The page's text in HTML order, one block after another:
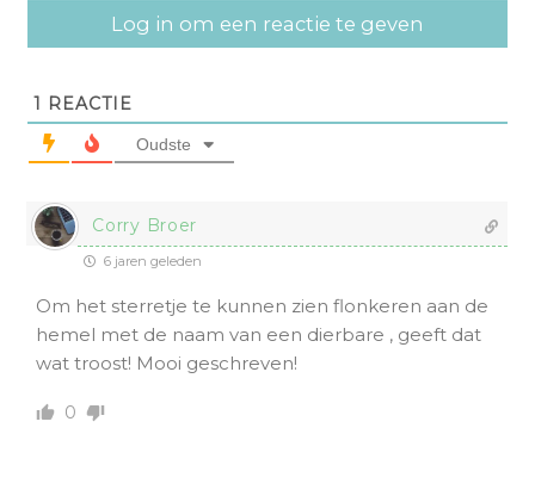
Log in om een reactie te geven
1 REACTIE
Oudste
Corry Broer
6 jaren geleden
Om het sterretje te kunnen zien flonkeren aan de
hemel met de naam van een dierbare , geeft dat
wat troost! Mooi geschreven!
0